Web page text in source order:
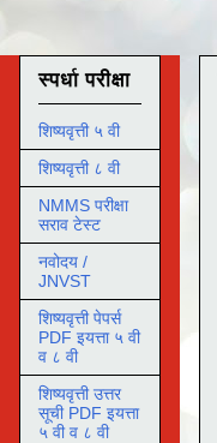
स्पर्धा परीक्षा
शिष्यवृत्ती ५ वी
शिष्यवृत्ती ८ वी
NMMS परीक्षा
सराव टेस्ट
नवोदय /
JNVST
शिष्यवृत्ती पेपर्स
PDF इयत्ता ५ वी
व ८ वी
शिष्यवृत्ती उत्तर
सूची PDF इयत्ता
५ वी व ८ वी